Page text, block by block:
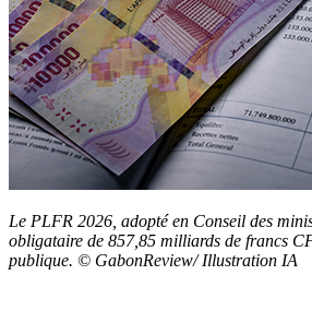
Le PLFR 2026, adopté en Conseil des
obligataire de 857,85 milliards de francs
publique. © GabonReview/ Illustration IA